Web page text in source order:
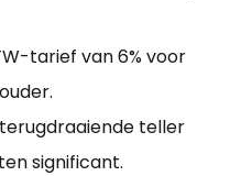
tarief van 6% voor
teller
significant.